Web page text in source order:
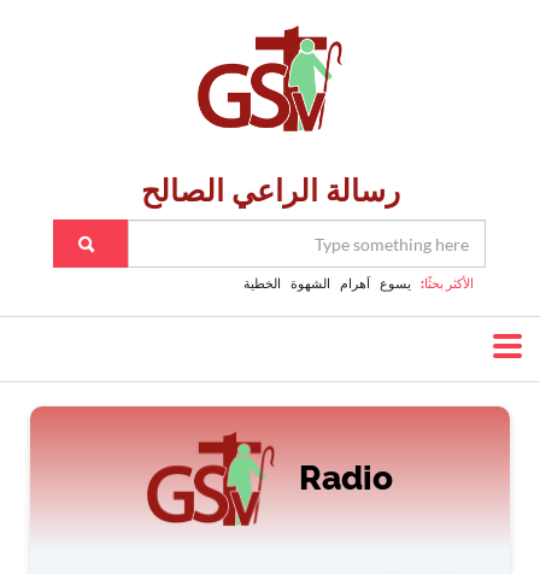
رسالة الراعي الصالح
الأكثر بحثًا: يسوع اَهرام الشهوة الخطية
Radio